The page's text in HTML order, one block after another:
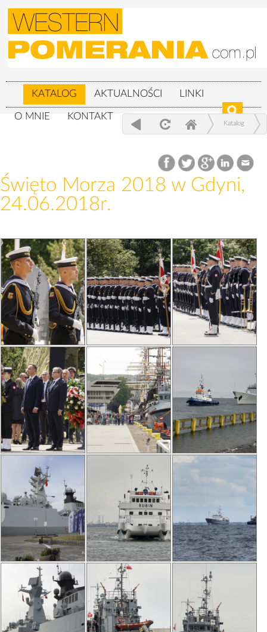
KATALOG AKTUALNOŚCI LINKI
O MNIE KONTAKT
Katalog
Święto Morza 2018 w Gdyni, 24.06.2018r.
Święto Morza 2018 w Gdyni,
24.06.2018r.